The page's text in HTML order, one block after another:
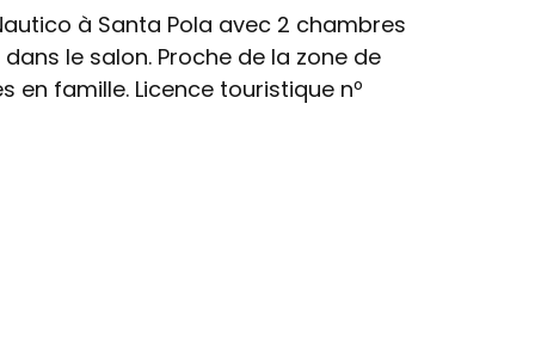
à Santa Pola avec 2 chambres
le salon. Proche de la zone de
en famille. Licence touristique nº